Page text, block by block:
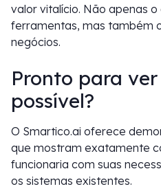
valor vitalício. Não apenas o
ferramentas, mas também
negócios.
Pronto para
possível?
O Smartico.ai oferece
que mostram exatamente
funcionaria com suas
os sistemas existentes.